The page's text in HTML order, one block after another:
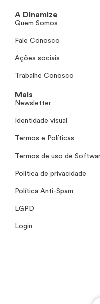
A Dinamize
Quem Somos
Fale Conosco
Ações sociais
Trabalhe Conosco
Mais
Newsletter
Identidade visual
Termos e Políticas
Termos de uso de
Política de privacidade
Política Anti-Spam
LGPD
Login